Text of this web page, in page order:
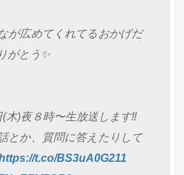
が広めてくれてるおかげだ
がとう✨
(木)夜８時〜生放送します‼️
とか、質問に答えたりして
t.co/BS3uA0G211